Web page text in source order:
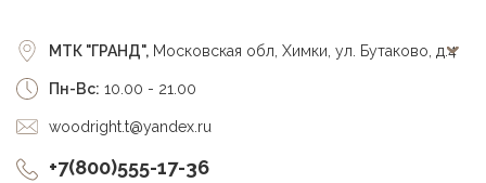
МТК "ГРАНД", Московская обл, Химки, ул. Бутаково, д.4
Пн-Вс: 10.00 - 21.00
woodright.t@yandex.ru
+7(800)555-17-36